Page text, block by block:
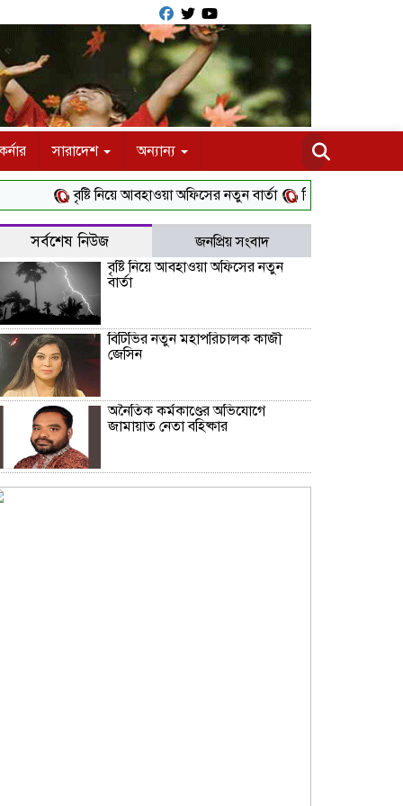
সারাদেশ অন্যান্য
বৃষ্টি নিয়ে আবহাওয়া অফিসের নতুন বার্তা বিটিভির নতুন
সর্বশেষ নিউজ
জনপ্রিয় সংবাদ
বৃষ্টি নিয়ে আবহাওয়া অফিসের নতুন
বার্তা
বিটিভির নতুন মহাপরিচালক কাজী
জেসিন
অনৈতিক কর্মকাণ্ডের অভিযোগে
জামায়াত নেতা বহিষ্কার
সকালে খালি পেটে মেথি ভেজানো পানি